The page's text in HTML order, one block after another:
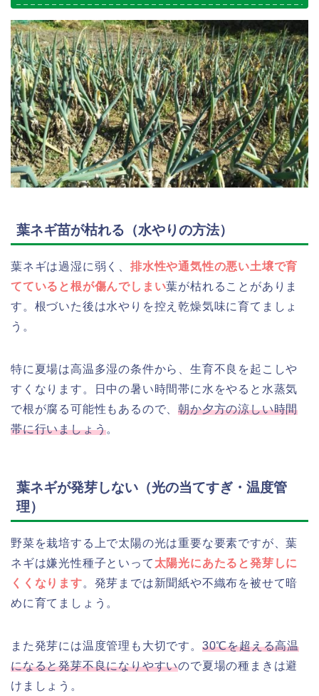
葉ネギ苗が枯れる（水やりの方法）
葉ネギは過湿に弱く、 排水性や通気性の悪い土壌で育
てていると根が傷んでしまい葉が枯れることがありま
す。根づいた後は水やりを控え乾燥気味に育てましょ
う。
特に夏場は高温多湿の条件から、生育不良を起こしや
すくなります。日中の暑い時間帯に水をやると水蒸気
で根が腐る可能性もあるので、朝か夕方の涼しい時間
帯に行いましょう。
葉ネギが発芽しない（光の当てすぎ・温度管
理）
野菜を栽培する上で太陽の光は重要な要素ですが、葉
ネギは嫌光性種子といって 太陽光にあたると発芽しに
くくなります。発芽までは新聞紙や不織布を被せて暗
めに育てましょう。
また発芽には温度管理も大切です。 30℃を超える高温
になると発芽不良になりやすいので夏場の種まきは避
けましょう。